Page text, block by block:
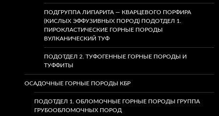
ПОДГРУППА ЛИПАРИТА — КВАРЦЕВОГО ПОРФИРА
(КИСЛЫХ ЭФФУЗИВНЫХ ПОРОД) ПОДОТДЕЛ 1.
ПИРОКЛАСТИЧЕСКИЕ ГОРНЫЕ ПОРОДЫ
ВУЛКАНИЧЕСКИЙ ТУФ
ПОДОТДЕЛ 2. ТУФОГЕННЫЕ ГОРНЫЕ ПОРОДЫ И
ТУФФИТЫ
ОСАДОЧНЫЕ ГОРНЫЕ ПОРОДЫ КБР
ПОДОТДЕЛ 1. ОБЛОМОЧНЫЕ ГОРНЫЕ ПОРОДЫ ГРУППА
ГРУБООБЛОМОЧНЫХ ПОРОД